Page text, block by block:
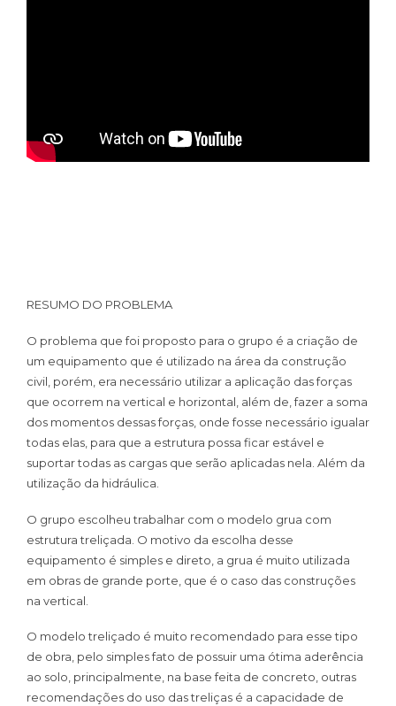
RESUMO DO PROBLEMA
O problema que foi proposto para o grupo é a criação de
um equipamento que é utilizado na área da construção
civil, porém, era necessário utilizar a aplicação das forças
que ocorrem na vertical e horizontal, além de, fazer a soma
dos momentos dessas forças, onde fosse necessário igualar
todas elas, para que a estrutura possa ficar estável e
suportar todas as cargas que serão aplicadas nela. Além da
utilização da hidráulica.
O grupo escolheu trabalhar com o modelo grua com
estrutura treliçada. O motivo da escolha desse
equipamento é simples e direto, a grua é muito utilizada
em obras de grande porte, que é o caso das construções
na vertical.
O modelo treliçado é muito recomendado para esse tipo
de obra, pelo simples fato de possuir uma ótima aderência
ao solo, principalmente, na base feita de concreto, outras
recomendações do uso das treliças é a capacidade de